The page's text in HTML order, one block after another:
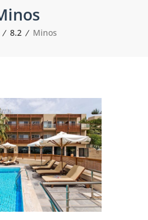
8.2 Minos